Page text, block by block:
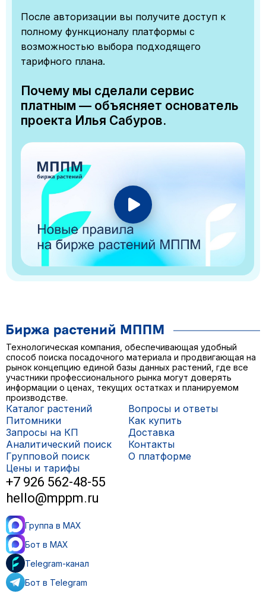
После авторизации вы получите доступ к
полному функционалу платформы с
возможностью выбора подходящего
тарифного плана.
Почему мы сделали сервис
платным — объясняет основатель
проекта Илья Сабуров.
Технологическая компания, обеспечивающая удобный
способ поиска посадочного материала и продвигающая на
рынок концепцию единой базы данных растений, где все
участники профессионального рынка могут доверять
информации о ценах, текущих остатках и планируемом
производстве.
Каталог растений
Питомники
Запросы на КП
Аналитический поиск
Групповой поиск
Цены и тарифы
Вопросы и ответы
Как купить
Доставка
Контакты
О платформе
+7 926 562-48-55
hello@mppm.ru
Группа в MAX
Бот в MAX
Telegram-канал
Бот в Telegram